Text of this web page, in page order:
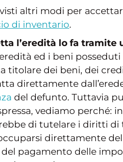
altri modi per
di inventario.
l’eredità lo fa tramite
ed i beni
titolare dei beni, dei
direttamente
del defunto. Tuttavia
vediamo perché:
di tutelare i diritti di
direttamente
pagamento delle